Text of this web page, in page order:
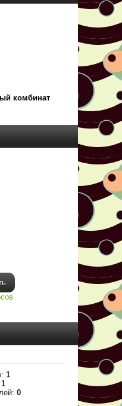
комбинат
1
1
0